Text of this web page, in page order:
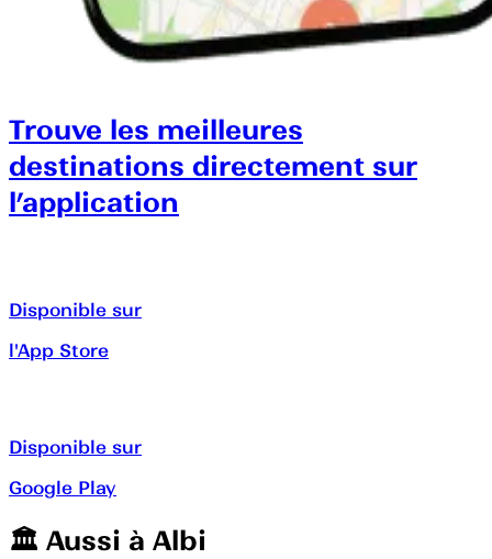
Trouve les meilleures
destinations directement sur
l’application
Disponible sur
l'App Store
Disponible sur
Google Play
🏛️️ Aussi à Albi